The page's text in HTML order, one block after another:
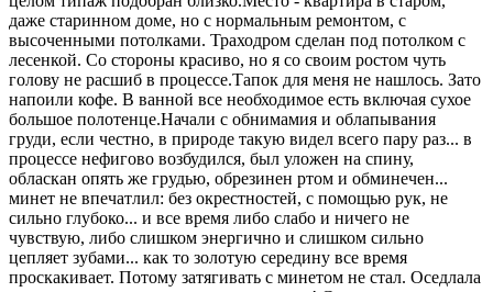
даже старинном доме, но с нормальным ремонтом, с
высоченными потолками. Траходром сделан под потолком с
лесенкой. Со стороны красиво, но я со своим ростом чуть
голову не расшиб в процессе.Тапок для меня не нашлось. Зато
напоили кофе. В ванной все необходимое есть включая сухое
большое полотенце.Начали с обнимамия и облапывания
груди, если честно, в природе такую видел всего пару раз... в
процессе нефигово возбудился, был уложен на спину,
обласкан опять же грудью, обрезинен ртом и обминечен...
минет не впечатлил: без окрестностей, с помощью рук, не
сильно глубоко... и все время либо слабо и ничего не
чувствую, либо слишком энергично и слишком сильно
цепляет зубами... как то золотую середину все время
проскакивает. Потому затягивать с минетом не стал. Оседлала